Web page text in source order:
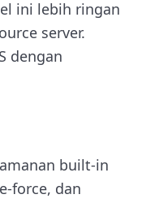
ini lebih ringan
server.
dengan
built-in
force, dan